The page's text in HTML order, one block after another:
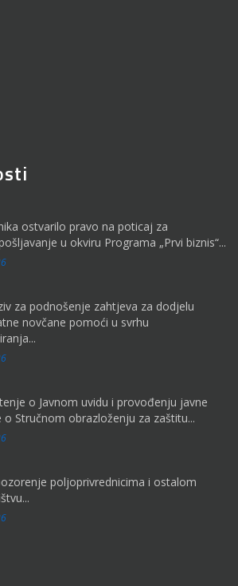
ostvarilo pravo na poticaj za
u okviru Programa „Prvi biznis“...
za podnošenje zahtjeva za dodjelu
novčane pomoći u svrhu
o Javnom uvidu i provođenju javne
o Stručnom obrazloženju za zaštitu...
poljoprivrednicima i ostalom